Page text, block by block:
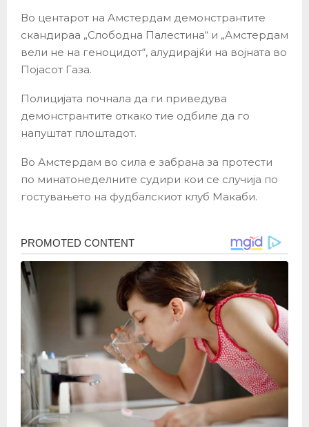
Во центарот на Амстердам демонстрантите
скандираа „Слободна Палестина“ и „Амстердам
вели не на геноцидот“, алудирајќи на војната во
Појасот Газа.
Полицијата почнала да ги приведува
демонстрантите откако тие одбиле да го
напуштат плоштадот.
Во Амстердам во сила е забрана за протести
по минатонеделните судири кои се случија по
гостувањето на фудбалскиот клуб Макаби.